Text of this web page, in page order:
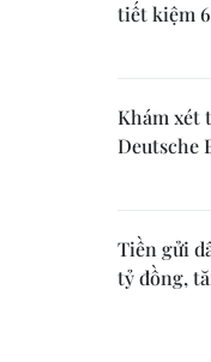
tiết kiệm
Khám xét
Deutsche
Tiền gửi
tỷ đồng,